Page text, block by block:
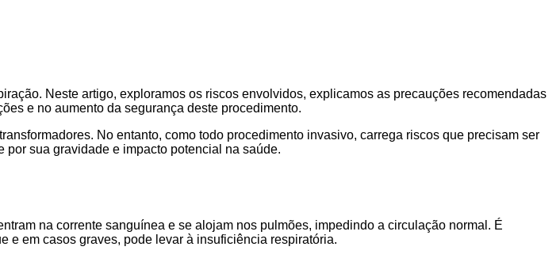
Neste artigo, exploramos os riscos envolvidos, explicamos as precauções recomendadas
e no aumento da segurança deste procedimento.
No entanto, como todo procedimento invasivo, carrega riscos que precisam ser
sua gravidade e impacto potencial na saúde.
na corrente sanguínea e se alojam nos pulmões, impedindo a circulação normal. É
e em casos graves, pode levar à insuficiência respiratória.